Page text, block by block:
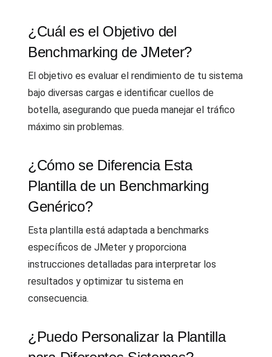
¿Cuál es el Objetivo del
Benchmarking de JMeter?
El objetivo es evaluar el rendimiento de tu sistema
bajo diversas cargas e identificar cuellos de
botella, asegurando que pueda manejar el tráfico
máximo sin problemas.
¿Cómo se Diferencia Esta
Plantilla de un Benchmarking
Genérico?
Esta plantilla está adaptada a benchmarks
específicos de JMeter y proporciona
instrucciones detalladas para interpretar los
resultados y optimizar tu sistema en
consecuencia.
¿Puedo Personalizar la Plantilla